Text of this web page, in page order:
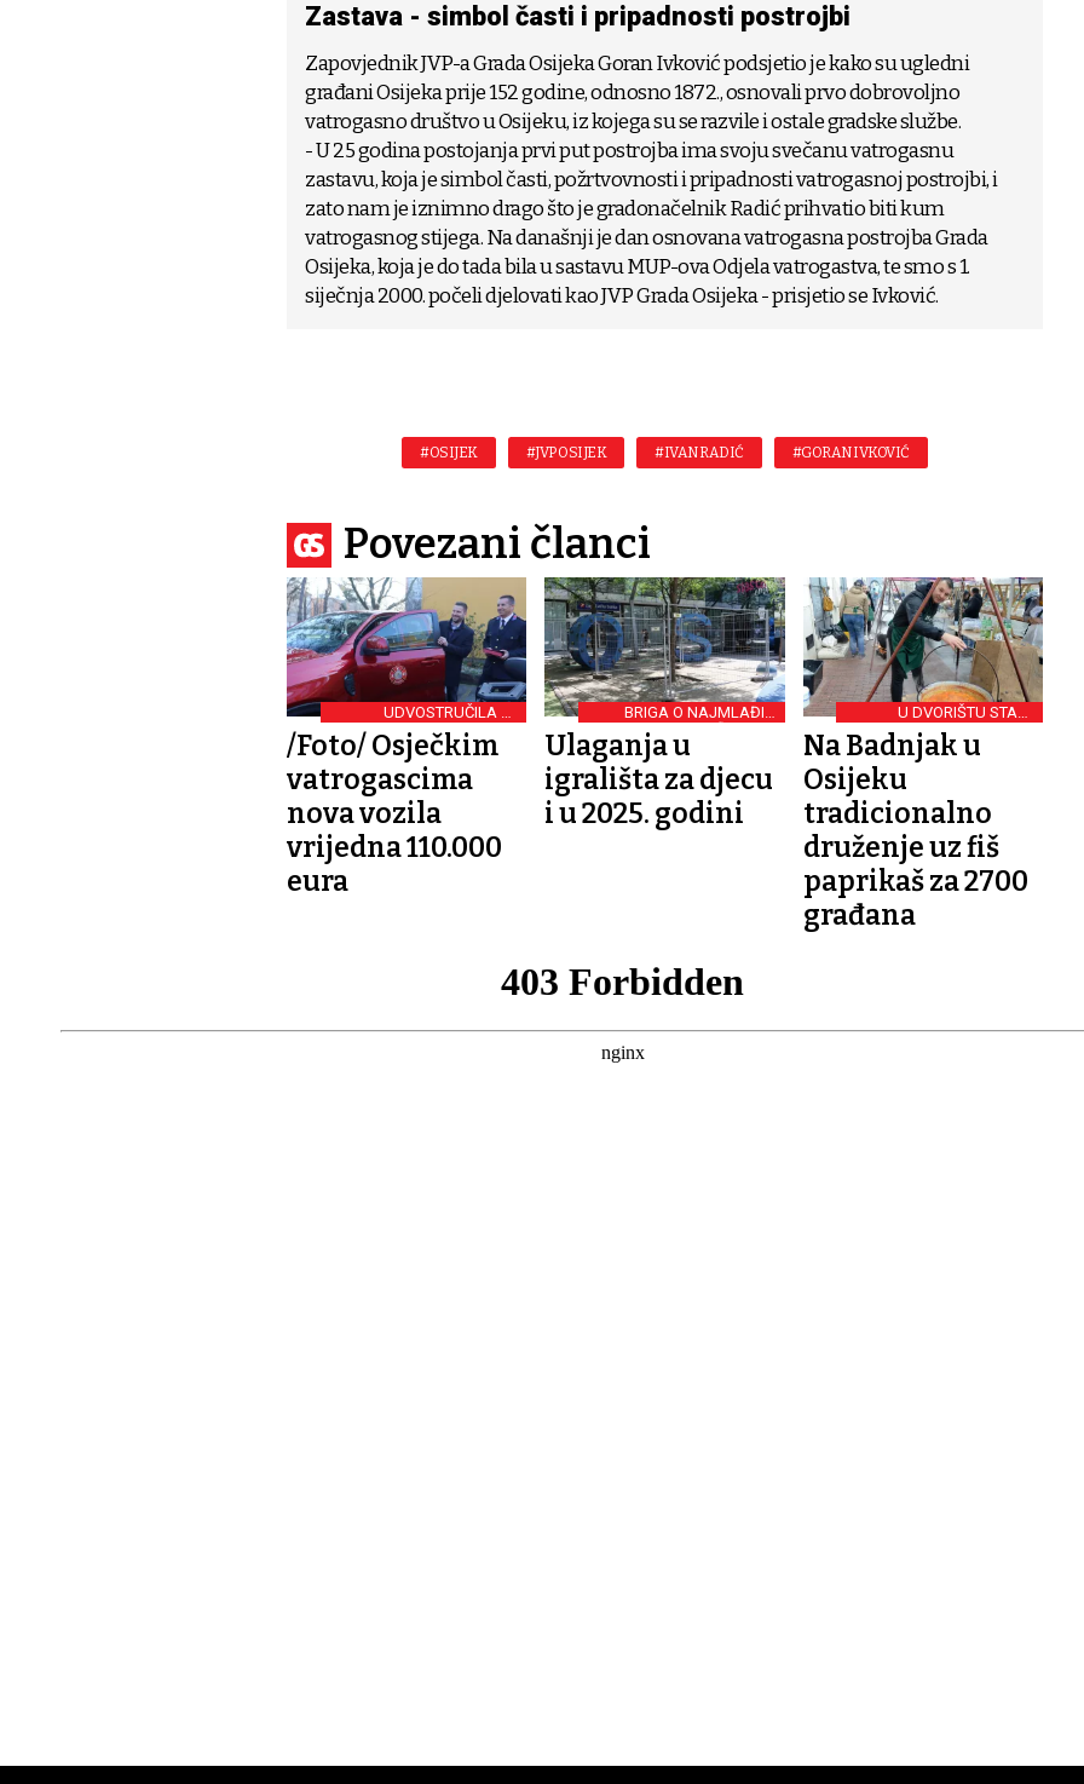
Zastava - simbol časti i pripadnosti postrojbi
Zapovjednik JVP-a Grada Osijeka Goran Ivković podsjetio je kako su ugledni
građani Osijeka prije 152 godine, odnosno 1872., osnovali prvo dobrovoljno
vatrogasno društvo u Osijeku, iz kojega su se razvile i ostale gradske službe.
- U 25 godina postojanja prvi put postrojba ima svoju svečanu vatrogasnu
zastavu, koja je simbol časti, požrtvovnosti i pripadnosti vatrogasnoj postrojbi, i
zato nam je iznimno drago što je gradonačelnik Radić prihvatio biti kum
vatrogasnog stijega. Na današnji je dan osnovana vatrogasna postrojba Grada
Osijeka, koja je do tada bila u sastavu MUP-ova Odjela vatrogastva, te smo s 1.
siječnja 2000. počeli djelovati kao JVP Grada Osijeka - prisjetio se Ivković.
#OSIJEK #JVP OSIJEK #IVAN RADIĆ #GORAN IVKOVIĆ
Povezani članci
UDVOSTRUČILA SE
IZDVAJANJA
/Foto/ Osječkim
vatrogascima
nova vozila
vrijedna 110.000
eura
BRIGA O NAJMLAĐIM
SUGRAĐANIMA
Ulaganja u
igrališta za djecu
i u 2025. godini
U DVORIŠTU STARE
PEKARE
Na Badnjak u
Osijeku
tradicionalno
druženje uz fiš
paprikaš za 2700
građana